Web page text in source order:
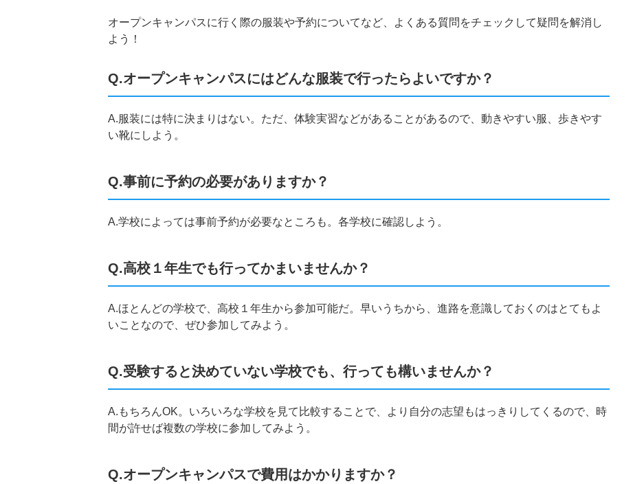
オープンキャンパスに行く際の服装や予約についてなど、よくある質問をチェックして疑問を解消し
よう！
Q.オープンキャンパスにはどんな服装で行ったらよいですか？
A.服装には特に決まりはない。ただ、体験実習などがあることがあるので、動きやすい服、歩きやす
い靴にしよう。
Q.事前に予約の必要がありますか？
A.学校によっては事前予約が必要なところも。各学校に確認しよう。
Q.高校１年生でも行ってかまいませんか？
A.ほとんどの学校で、高校１年生から参加可能だ。早いうちから、進路を意識しておくのはとてもよ
いことなので、ぜひ参加してみよう。
Q.受験すると決めていない学校でも、行っても構いませんか？
A.もちろんOK。いろいろな学校を見て比較することで、より自分の志望もはっきりしてくるので、時
間が許せば複数の学校に参加してみよう。
Q.オープンキャンパスで費用はかかりますか？